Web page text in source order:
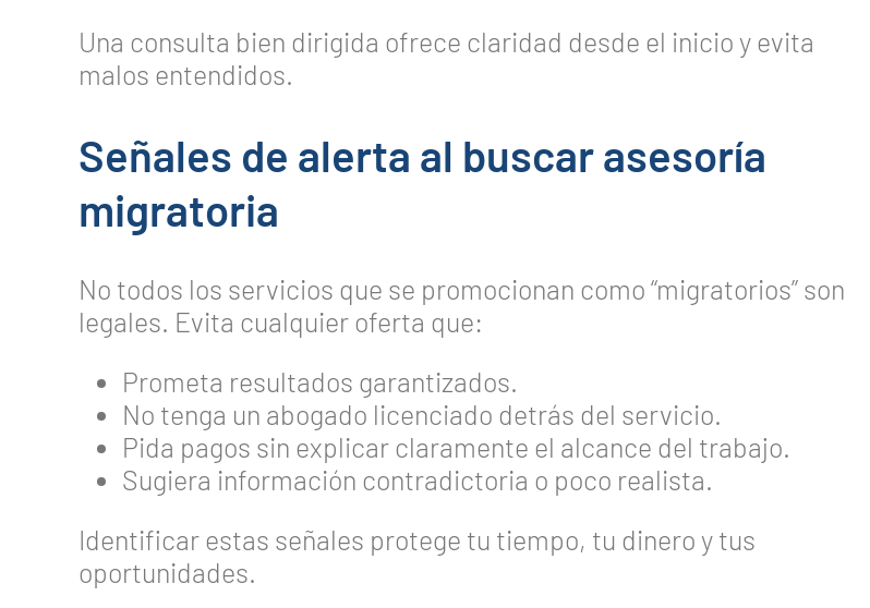
Una consulta bien dirigida ofrece claridad desde el inicio y evita
malos entendidos.
Señales de alerta al buscar asesoría
migratoria
No todos los servicios que se promocionan como “migratorios” son
legales. Evita cualquier oferta que:
Prometa resultados garantizados.
No tenga un abogado licenciado detrás del servicio.
Pida pagos sin explicar claramente el alcance del trabajo.
Sugiera información contradictoria o poco realista.
Identificar estas señales protege tu tiempo, tu dinero y tus
oportunidades.